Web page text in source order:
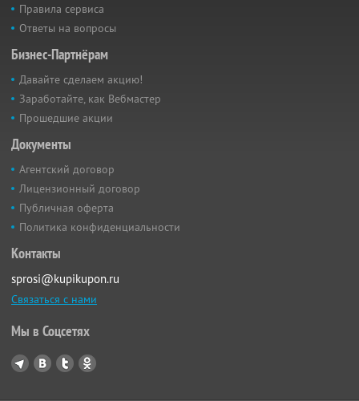
Правила сервиса
Ответы на вопросы
Бизнес-Партнёрам
Давайте сделаем акцию!
Заработайте, как Вебмастер
Прошедшие акции
Документы
Агентский договор
Лицензионный договор
Публичная оферта
Политика конфиденциальности
Контакты
sprosi@kupikupon.ru
Связаться с нами
Мы в Соцсетях